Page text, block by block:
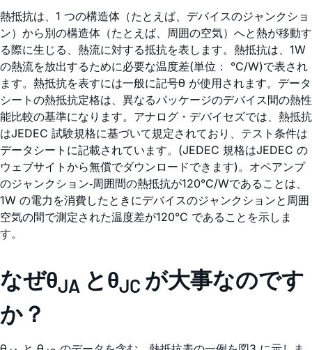
熱抵抗は、1 つの構造体（たとえば、デバイスのジャンクショ
ン）から別の構造体（たとえば、周囲の空気）へと熱が移動す
る際に生じる、熱流に対する抵抗を表します。熱抵抗は、1W
の熱流を放出するために必要な温度差(単位： °C/W)で表され
ます。熱抵抗を表すには一般に記号θ が使用されます。データ
シートの熱抵抗定格は、異なるパッケージのデバイス間の熱性
能比較の基準になります。アナログ・デバイセズでは、熱抵抗
はJEDEC 試験規格に基づいて規定されており、テスト条件は
データシートに記載されています。(JEDEC 規格はJEDEC の
ウェブサイトから無償でダウンロードできます)。オペアンプ
のジャンクション‐周囲間の熱抵抗が120°C/Wであることは、
1W の電力を消費したときにデバイスのジャンクションと周囲
空気の間で測定された温度差が120°C であることを示しま
す。
なぜθJA とθJC が大事なのです
か？